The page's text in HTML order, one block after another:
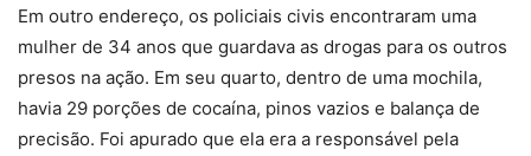
Em outro endereço, os policiais civis encontraram uma
mulher de 34 anos que guardava as drogas para os outros
presos na ação. Em seu quarto, dentro de uma mochila,
havia 29 porções de cocaína, pinos vazios e balança de
precisão. Foi apurado que ela era a responsável pela